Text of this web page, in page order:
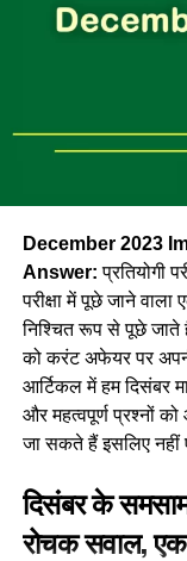
December 2023
Answer:प्रतियोगी
परीक्षा में पूछे जाने
निश्चित रूप से पूछे जाते
को करंट अफेयर पर
आर्टिकल में हम दिसंबर
और महत्वपूर्ण प्रश्नों
जा सकते हैं इसलिए नहीं
दिसंबर के
रोचक सवाल,